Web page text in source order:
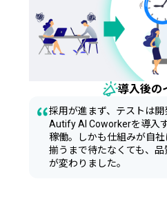
導入後の
採用が進まず、テストは
Autify AI Coworkerを導入
稼働。しかも仕組みが自
揃うまで待たなくても、
が変わりました。